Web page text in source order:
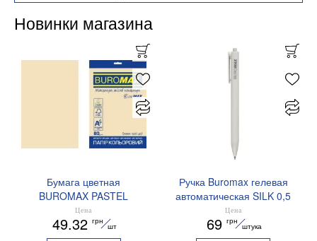
Новинки магазина
Бумага цветная
BUROMAX PASTEL
EUROMAX 20 арк А4 80 г/
мс BM.2721220E-08
Цена
49.32 грн
шт
Ручка Buromax гелевая
автоматическая SILK 0,5
мм синие чернила
BM.83100
Цена
69 грн
штука